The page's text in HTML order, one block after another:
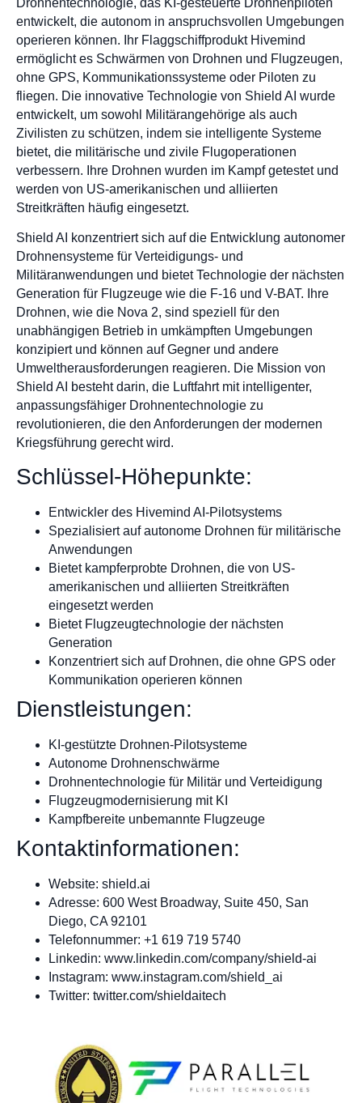
entwickelt, die autonom in anspruchsvollen Umgebungen
operieren können. Ihr Flaggschiffprodukt Hivemind
ermöglicht es Schwärmen von Drohnen und Flugzeugen,
ohne GPS, Kommunikationssysteme oder Piloten zu
fliegen. Die innovative Technologie von Shield AI wurde
entwickelt, um sowohl Militärangehörige als auch
Zivilisten zu schützen, indem sie intelligente Systeme
bietet, die militärische und zivile Flugoperationen
verbessern. Ihre Drohnen wurden im Kampf getestet und
werden von US-amerikanischen und alliierten
Streitkräften häufig eingesetzt.
Shield AI konzentriert sich auf die Entwicklung autonomer
Drohnensysteme für Verteidigungs- und
Militäranwendungen und bietet Technologie der nächsten
Generation für Flugzeuge wie die F-16 und V-BAT. Ihre
Drohnen, wie die Nova 2, sind speziell für den
unabhängigen Betrieb in umkämpften Umgebungen
konzipiert und können auf Gegner und andere
Umweltherausforderungen reagieren. Die Mission von
Shield AI besteht darin, die Luftfahrt mit intelligenter,
anpassungsfähiger Drohnentechnologie zu
revolutionieren, die den Anforderungen der modernen
Kriegsführung gerecht wird.
Schlüssel-Höhepunkte:
Entwickler des Hivemind AI-Pilotsystems
Spezialisiert auf autonome Drohnen für militärische
Anwendungen
Bietet kampferprobte Drohnen, die von US-
amerikanischen und alliierten Streitkräften
eingesetzt werden
Bietet Flugzeugtechnologie der nächsten
Generation
Konzentriert sich auf Drohnen, die ohne GPS oder
Kommunikation operieren können
Dienstleistungen:
KI-gestützte Drohnen-Pilotsysteme
Autonome Drohnenschwärme
Drohnentechnologie für Militär und Verteidigung
Flugzeugmodernisierung mit KI
Kampfbereite unbemannte Flugzeuge
Kontaktinformationen:
Website: shield.ai
Adresse: 600 West Broadway, Suite 450, San
Diego, CA 92101
Telefonnummer: +1 619 719 5740
Linkedin: www.linkedin.com/company/shield-ai
Instagram: www.instagram.com/shield_ai
Twitter: twitter.com/shieldaitech